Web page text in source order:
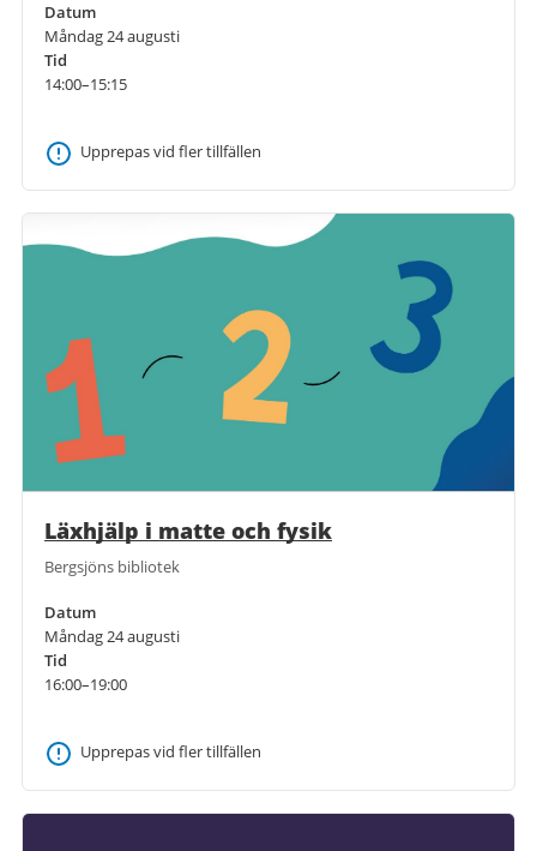
Datum
Måndag 24 augusti
Tid
14:00–15:15
Upprepas vid fler tillfällen
Läxhjälp i matte och fysik
Bergsjöns bibliotek
Datum
Måndag 24 augusti
Tid
16:00–19:00
Upprepas vid fler tillfällen